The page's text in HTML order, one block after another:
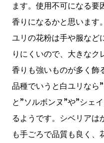
ます。使用不可になる要
香りになるかと思います。
ユリの花粉は手や服など
りにくいので、大きなク
香りも強いものが多く飾
品種でいうと白ユリなら
と”ソルボンヌ”や”シェ
るようです。シベリアは
も手ごろで品質も良く